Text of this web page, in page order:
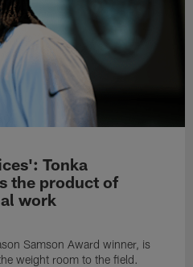
Tonka
the product of
work
Samson Award winner, is
weight room to the field.